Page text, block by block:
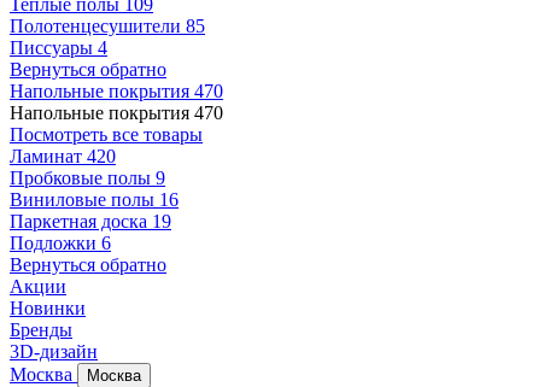
Теплые полы 109
Полотенцесушители 85
Писсуары 4
Вернуться обратно
Напольные покрытия 470
Напольные покрытия 470
Посмотреть все товары
Ламинат 420
Пробковые полы 9
Виниловые полы 16
Паркетная доска 19
Подложки 6
Вернуться обратно
Акции
Новинки
Бренды
3D-дизайн
Москва
Москва